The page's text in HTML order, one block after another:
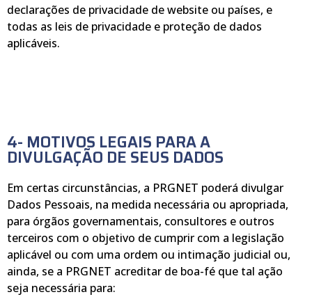
declarações de privacidade de website ou países, e
todas as leis de privacidade e proteção de dados
aplicáveis.
4- MOTIVOS LEGAIS PARA A
DIVULGAÇÃO DE SEUS DADOS
Em certas circunstâncias, a PRGNET poderá divulgar
Dados Pessoais, na medida necessária ou apropriada,
para órgãos governamentais, consultores e outros
terceiros com o objetivo de cumprir com a legislação
aplicável ou com uma ordem ou intimação judicial ou,
ainda, se a PRGNET acreditar de boa-fé que tal ação
seja necessária para: